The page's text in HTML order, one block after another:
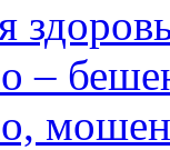
–